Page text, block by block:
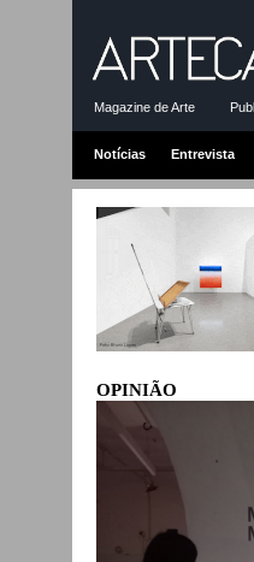
Magazine de Arte
Notícias Entrevista
OPINIÃO